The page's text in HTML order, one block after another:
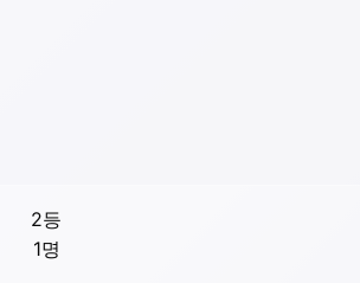
2등
1명